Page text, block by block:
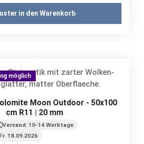
in den Warenkorb
möglich
Moon Outdoor - 50x100
cm R11 | 20 mm
Versand: 10-14 Werktage
18.09.2026